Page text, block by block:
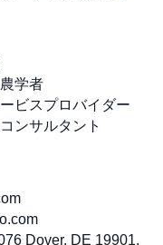
学者
ビスプロバイダー
ンサルタント
Dover, DE 19901,